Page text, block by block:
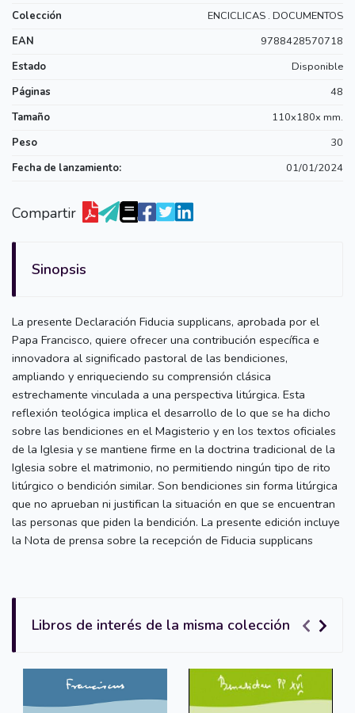
Colección
ENCICLICAS . DOCUMENTOS
EAN
9788428570718
Estado
Disponible
Páginas
48
Tamaño
110x180x mm.
Peso
30
Fecha de lanzamiento:
01/01/2024
Compartir
Sinopsis
La presente Declaración Fiducia supplicans, aprobada por el
Papa Francisco, quiere ofrecer una contribución específica e
innovadora al significado pastoral de las bendiciones,
ampliando y enriqueciendo su comprensión clásica
estrechamente vinculada a una perspectiva litúrgica. Esta
reflexión teológica implica el desarrollo de lo que se ha dicho
sobre las bendiciones en el Magisterio y en los textos oficiales
de la Iglesia y se mantiene firme en la doctrina tradicional de la
Iglesia sobre el matrimonio, no permitiendo ningún tipo de rito
litúrgico o bendición similar. Son bendiciones sin forma litúrgica
que no aprueban ni justifican la situación en que se encuentran
las personas que piden la bendición. La presente edición incluye
la Nota de prensa sobre la recepción de Fiducia supplicans
Libros de interés de la misma colección